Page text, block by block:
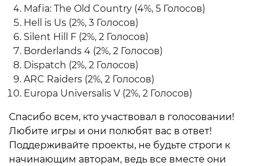
Mafia: The Old Country (4%, 5 Голосов)
Hell is Us (2%, 3 Голосов)
Silent Hill F (2%, 2 Голосов)
Borderlands 4 (2%, 2 Голосов)
Dispatch (2%, 2 Голосов)
ARC Raiders (2%, 2 Голосов)
Europa Universalis V (2%, 2 Голосов)
Спасибо всем, кто участвовал в голосовании!
Любите игры и они полюбят вас в ответ!
Поддерживайте проекты, не будьте строги к
начинающим авторам, ведь все вместе они